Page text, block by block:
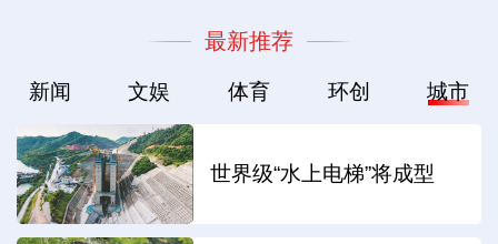
最新推荐
新闻 文娱 体育 环创 城市
世界级“水上电梯”将成型